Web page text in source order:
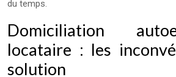
du temps.
Domiciliation
locataire : les
solution